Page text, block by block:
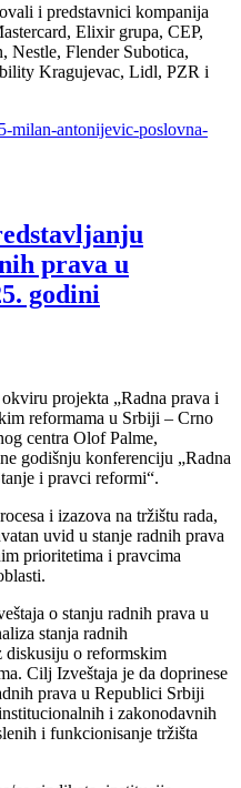
i predstavnici kompanija
Elixir grupa, CEP,
Nestle, Flender Subotica,
Kragujevac, Lidl, PZR i
milan-antonijevic-poslovna-
prava u
godini
projekta „Radna prava i
reformama u Srbiji – Crno
centra Olof Palme,
godišnju konferenciju „Radna
i pravci reformi“.
i izazova na tržištu rada,
uvid u stanje radnih prava
prioritetima i pravcima
o stanju radnih prava u
stanja radnih
diskusiju o reformskim
Cilj Izveštaja je da doprinese
prava u Republici Srbiji
i zakonodavnih
i funkcionisanje tržišta